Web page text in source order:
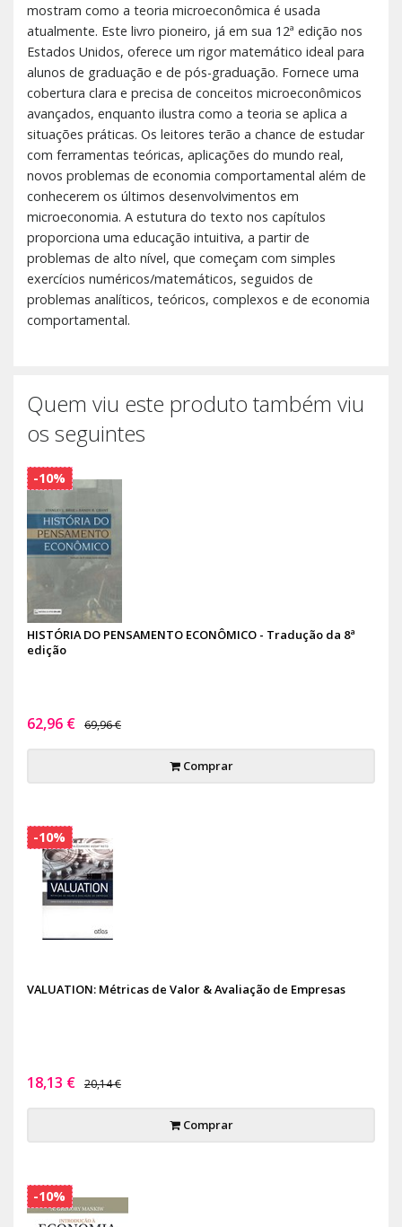
mostram como a teoria microeconômica é usada
atualmente. Este livro pioneiro, já em sua 12ª edição nos
Estados Unidos, oferece um rigor matemático ideal para
alunos de graduação e de pós-graduação. Fornece uma
cobertura clara e precisa de conceitos microeconômicos
avançados, enquanto ilustra como a teoria se aplica a
situações práticas. Os leitores terão a chance de estudar
com ferramentas teóricas, aplicações do mundo real,
novos problemas de economia comportamental além de
conhecerem os últimos desenvolvimentos em
microeconomia. A estutura do texto nos capítulos
proporciona uma educação intuitiva, a partir de
problemas de alto nível, que começam com simples
exercícios numéricos/matemáticos, seguidos de
problemas analíticos, teóricos, complexos e de economia
comportamental.
Quem viu este produto também viu
os seguintes
HISTÓRIA DO PENSAMENTO ECONÔMICO - Tradução da 8ª
edição
62,96 € 69,96 €
Comprar
-10%
VALUATION: Métricas de Valor & Avaliação de Empresas
18,13 € 20,14 €
Comprar
-10%
-10%